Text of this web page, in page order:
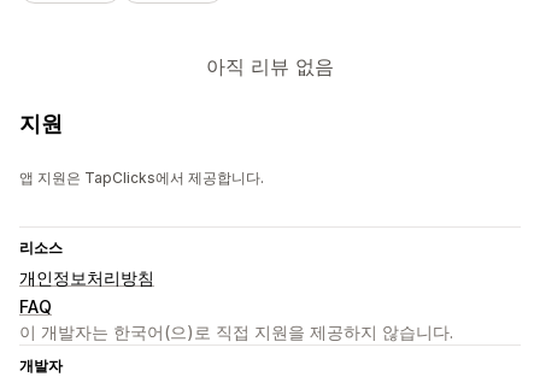
아직 리뷰 없음
지원
앱 지원은 TapClicks에서 제공합니다.
리소스
개인정보처리방침
FAQ
이 개발자는 한국어(으)로 직접 지원을 제공하지 않습니다.
개발자